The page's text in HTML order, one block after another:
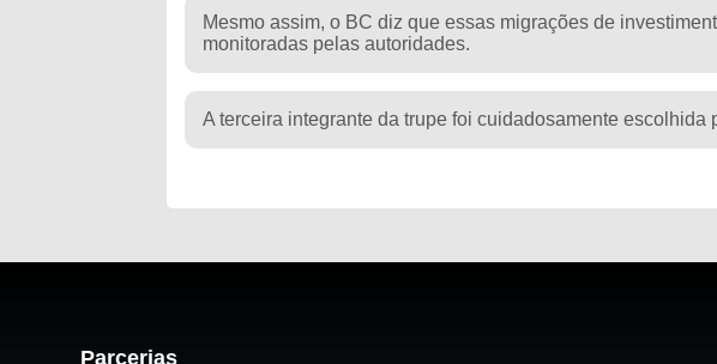
Mesmo assim, o BC diz que essas migrações de
monitoradas pelas autoridades.
A terceira integrante da trupe foi cuidadosamente escolhida
Parcerias